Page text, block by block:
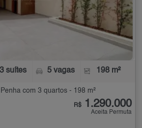
3 suítes 5 vagas 198 m²
com 3 quartos - 198 m²
R$ 1.290.000
Aceita Permuta